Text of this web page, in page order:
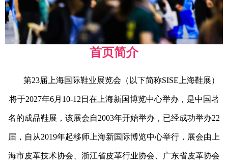
们
首页简介
第23届上海国际鞋业展览会（以下简称SISE上海鞋展）
将于2027年6月10-12日在上海新国博览中心举办，是中国著
名的成品鞋展，该展会自2003年开始举办，已经成功举办22
届，自从2019年起移师上海新国际博览中心举行，展会由上
海市皮革技术协会、浙江省皮革行业协会、广东省皮革协会